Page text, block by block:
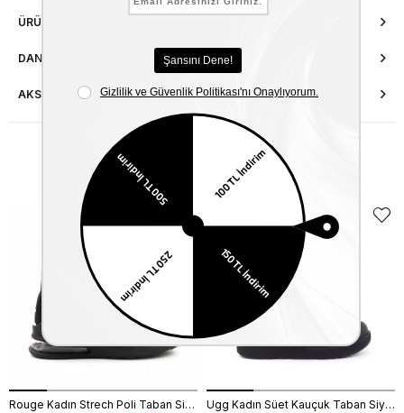
ÜRÜN ÖZELLIKLERI
DANIŞMA HATTI
AKSESUAR ONARIMI
Benzer Ürünler
Rouge Kadın Strech Poli Taban Siyah Günlük Bot Ugg Kadın Süet Kauçuk Taban Siyah Günlük Bot
İNDİRİM